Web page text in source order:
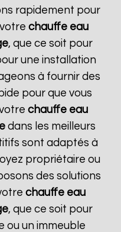
rapidement pour
votrechauffe eau
, que ce soit pour
une installation
à fournir des
pour que vous
chauffe eau
dans les meilleurs
sont adaptés à
propriétaire ou
des solutions
chauffe eau
, que ce soit pour
ou un immeuble